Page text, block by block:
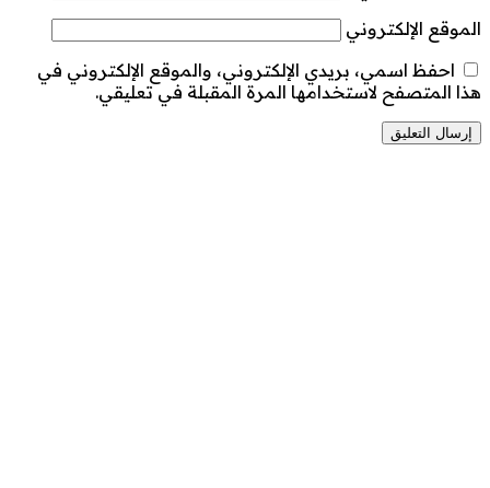
الموقع الإلكتروني
احفظ اسمي، بريدي الإلكتروني، والموقع الإلكتروني في
هذا المتصفح لاستخدامها المرة المقبلة في تعليقي.